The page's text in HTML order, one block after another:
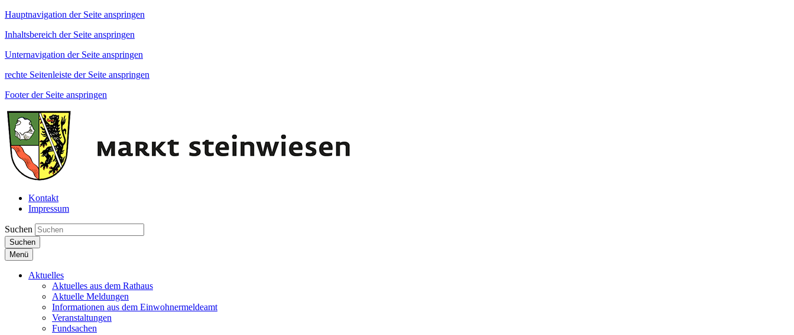
Hauptnavigation der Seite anspringen
Inhaltsbereich der Seite anspringen
Unternavigation der Seite anspringen
rechte Seitenleiste der Seite anspringen
Footer der Seite anspringen
Kontakt
Impressum
Suchen
Suchen
Menü
Aktuelles
Aktuelles aus dem Rathaus
Aktuelle Meldungen
Informationen aus dem Einwohnermeldeamt
Veranstaltungen
Fundsachen